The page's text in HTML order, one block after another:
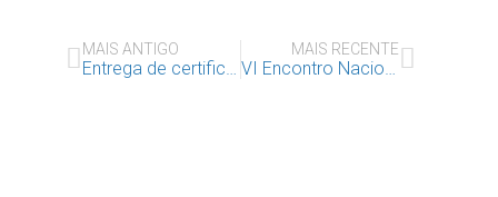
MAIS ANTIGO
Entrega de certificados dos jovens E2O de Marvila
MAIS RECENTE
VI Encontro Nacional de Jovens E20